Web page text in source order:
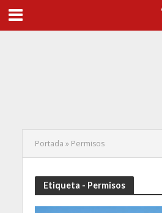
Portada » Permisos
Etiqueta - Permisos